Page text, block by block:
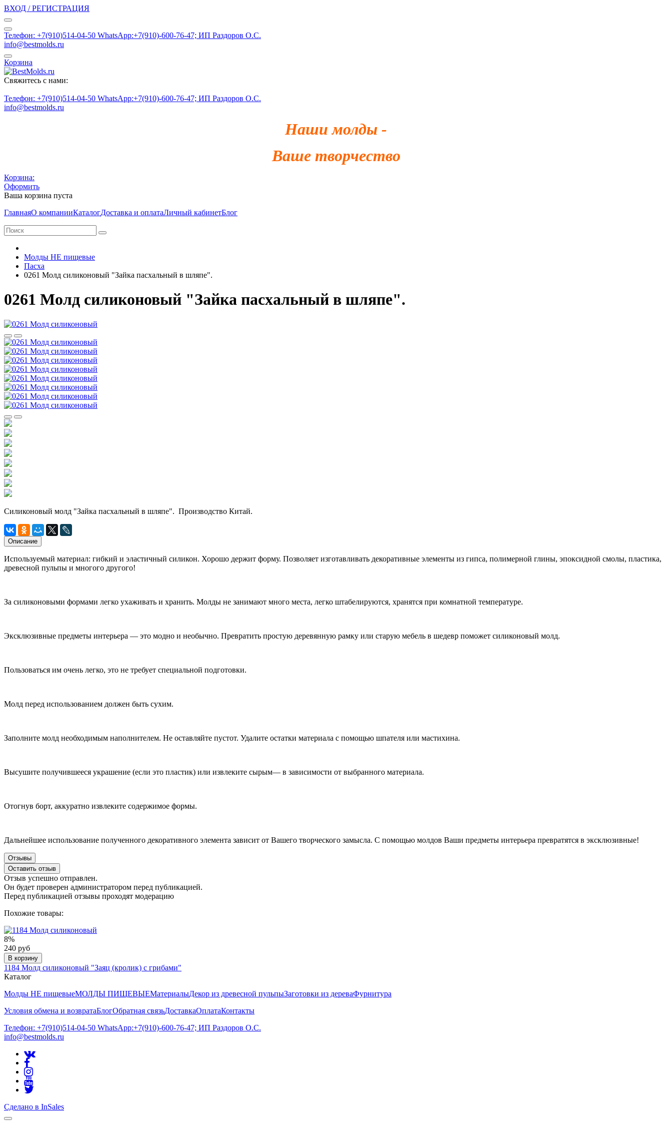
ВХОД / РЕГИСТРАЦИЯ
Телефон: +7(910)514-04-50 WhatsApp:+7(910)-600-76-47; ИП Раздоров О.С.
info@bestmolds.ru
Корзина
Свяжитесь с нами:
Телефон: +7(910)514-04-50 WhatsApp:+7(910)-600-76-47; ИП Раздоров О.С.
info@bestmolds.ru
Наши молды -
Ваше творчество
Корзина:
Оформить
Ваша корзина пуста
ГлавнаяО компанииКаталогДоставка и оплатаЛичный кабинетБлог
Молды НЕ пищевые
Пасха
0261 Молд силиконовый "Зайка пасхальный в шляпе".
0261 Молд силиконовый "Зайка пасхальный в шляпе".
Силиконовый молд "Зайка пасхальный в шляпе". Производство Китай.
Описание
Используемый материал: гибкий и эластичный силикон. Хорошо держит форму. Позволяет изготавливать декоративные элементы из гипса, полимерной глины, эпоксидной смолы, пластика,
древесной пульпы и многого другого!
За силиконовыми формами легко ухаживать и хранить. Молды не занимают много места, легко штабелируются, хранятся при комнатной температуре.
Эксклюзивные предметы интерьера — это модно и необычно. Превратить простую деревянную рамку или старую мебель в шедевр поможет силиконовый молд.
Пользоваться им очень легко, это не требует специальной подготовки.
Молд перед использованием должен быть сухим.
Заполните молд необходимым наполнителем. Не оставляйте пустот. Удалите остатки материала с помощью шпателя или мастихина.
Высушите получившееся украшение (если это пластик) или извлеките сырым— в зависимости от выбранного материала.
Отогнув борт, аккуратно извлеките содержимое формы.
Дальнейшее использование полученного декоративного элемента зависит от Вашего творческого замысла. С помощью молдов Ваши предметы интерьера превратятся в эксклюзивные!
Отзывы
Оставить отзыв
Отзыв успешно отправлен.
Он будет проверен администратором перед публикацией.
Перед публикацией отзывы проходят модерацию
Похожие товары:
8%
240 руб
В корзину
1184 Молд силиконовый "Заяц (кролик) с грибами"
Каталог
Молды НЕ пищевыеМОЛДЫ ПИЩЕВЫЕМатериалыДекор из древесной пульпыЗаготовки из дереваФурнитура
Условия обмена и возвратаБлогОбратная связьДоставкаОплатаКонтакты
Телефон: +7(910)514-04-50 WhatsApp:+7(910)-600-76-47; ИП Раздоров О.С.
info@bestmolds.ru
Сделано в InSales